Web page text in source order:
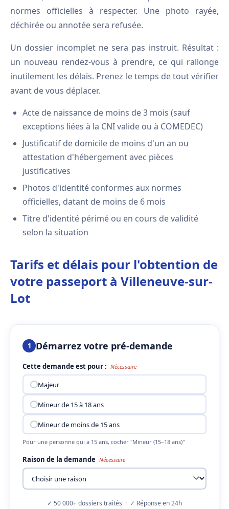
normes officielles à respecter. Une photo rayée,
déchirée ou annotée sera refusée.
Un dossier incomplet ne sera pas instruit. Résultat :
un nouveau rendez-vous à prendre, ce qui rallonge
inutilement les délais. Prenez le temps de tout vérifier
avant de vous déplacer.
Acte de naissance de moins de 3 mois (sauf
exceptions liées à la CNI valide ou à COMEDEC)
Justificatif de domicile de moins d'un an ou
attestation d'hébergement avec pièces
justificatives
Photos d'identité conformes aux normes
officielles, datant de moins de 6 mois
Titre d'identité périmé ou en cours de validité
selon la situation
Tarifs et délais pour l'obtention de
votre passeport à Villeneuve-sur-
Lot
1 Démarrez votre pré-demande
Cette demande est pour : Nécessaire
Majeur
Mineur de 15 à 18 ans
Mineur de moins de 15 ans
Pour une personne qui a 15 ans, cocher "Mineur (15–18 ans)"
Raison de la demande Nécessaire
✓ 50 000+ dossiers traités · ✓ Réponse en 24h